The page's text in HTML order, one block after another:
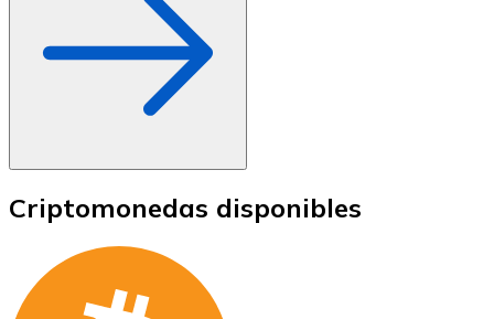
Criptomonedas disponibles